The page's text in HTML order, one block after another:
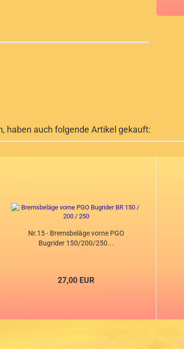
haben auch folgende Artikel gekauft:
Nr.15 - Bremsbeläge vorne PGO
Bugrider 150/200/250...
27,00 EUR